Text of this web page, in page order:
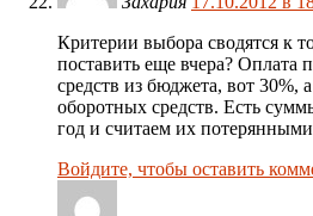
Критерии выбора сводятся к
поставить еще вчера? Оплата
средств из бюджета, вот 30%,
оборотных средств. Есть
год и считаем их
Войдите, чтобы оставить